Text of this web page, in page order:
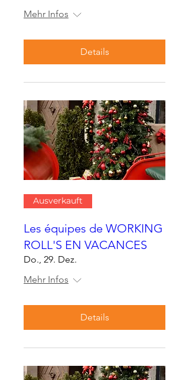
Mehr Infos
Details
Ausverkauft
Les équipes de WORKING
ROLL'S EN VACANCES
Do., 29. Dez.
Mehr Infos
Details